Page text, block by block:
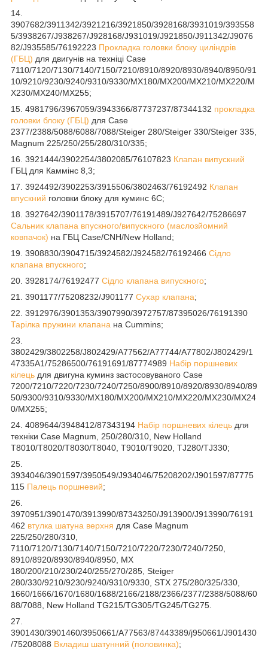
14.
3907682/3911342/3921216/3921850/3928168/3931019/393558
5/3938267/J938267/J928168/J931019/J921850/J911342/J9076
82/J935585/76192223 Прокладка головки блоку циліндрів
(ГБЦ) для двигунів на техніці Case
7110/7120/7130/7140/7150/7210/8910/8920/8930/8940/8950/91
10/9210/9230/9240/9310/9330/MX180/MX200/MX210/MX220/M
X230/MX240/MX255;
15. 4981796/3967059/3943366/87737237/87344132 прокладка
головки блоку (ГБЦ) для Case
2377/2388/5088/6088/7088/Steiger 280/Steiger 330/Steiger 335,
Magnum 225/250/255/280/310/335;
16. 3921444/3902254/3802085/76107823 Клапан випускний
ГБЦ для Каммінс 8,3;
17. 3924492/3902253/3915506/3802463/76192492 Клапан
впускний головки блоку для куминс 6C;
18. 3927642/3901178/3915707/76191489/J927642/75286697
Сальник клапана впускного/випускного (маслозйомний
ковпачок) на ГБЦ Case/CNH/New Holland;
19. 3908830/3904715/3924582/J924582/76192466 Сідло
клапана впускного;
20. 3928174/76192477 Сідло клапана випускного;
21. 3901177/75208232/J901177 Сухар клапана;
22. 3912976/3901353/3907990/3972757/87395026/76191390
Тарілка пружини клапана на Cummins;
23.
3802429/3802258/J802429/A77562/A77744/A77802/J802429/1
47335A1/75286500/76191691/87774989 Набір поршневих
кілець для двигуна куминз застосовуваного Case
7200/7210/7220/7230/7240/7250/8900/8910/8920/8930/8940/89
50/9300/9310/9330/MX180/MX200/MX210/MX220/MX230/MX24
0/MX255;
24. 4089644/3948412/87343194 Набір поршневих кілець для
техніки Case Magnum, 250/280/310, New Holland
T8010/T8020/T8030/T8040, T9010/T9020, TJ280/TJ330;
25.
3934046/3901597/3950549/J934046/75208202/J901597/87775
115 Палець поршневий;
26.
3970951/3901470/3913990/87343250/J913900/J913990/76191
462 втулка шатуна верхня для Case Magnum
225/250/280/310,
7110/7120/7130/7140/7150/7210/7220/7230/7240/7250,
8910/8920/8930/8940/8950, MX
180/200/210/230/240/255/270/285, Steiger
280/330/9210/9230/9240/9310/9330, STX 275/280/325/330,
1660/1666/1670/1680/1688/2166/2188/2366/2377/2388/5088/60
88/7088, New Holland TG215/TG305/TG245/TG275.
27.
3901430/3901460/3950661/A77563/87443389/j950661/J901430
/75208088 Вкладиш шатунний (половинка);